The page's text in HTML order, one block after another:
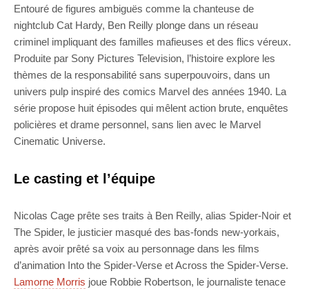
Entouré de figures ambiguës comme la chanteuse de
nightclub Cat Hardy, Ben Reilly plonge dans un réseau
criminel impliquant des familles mafieuses et des flics véreux.
Produite par Sony Pictures Television, l’histoire explore les
thèmes de la responsabilité sans superpouvoirs, dans un
univers pulp inspiré des comics Marvel des années 1940. La
série propose huit épisodes qui mêlent action brute, enquêtes
policières et drame personnel, sans lien avec le Marvel
Cinematic Universe.
Le casting et l’équipe
Nicolas Cage prête ses traits à Ben Reilly, alias Spider-Noir et
The Spider, le justicier masqué des bas-fonds new-yorkais,
après avoir prêté sa voix au personnage dans les films
d’animation Into the Spider-Verse et Across the Spider-Verse.
Lamorne Morris joue Robbie Robertson, le journaliste tenace